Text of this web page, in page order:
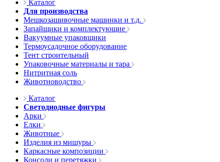
Каталог
Для производства
Мешкозашивочные машинки и т.д.
Запайщики и комплектующие
Вакуумные упаковщики
Термоусадочное оборудование
Тент строительный
Упаковочные материалы и тара
Нитритная соль
Животноводство
Каталог
Светодиодные фигуры
Арки
Елки
Животные
Изделия из мишуры
Каркасные композиции
Консоли и перетяжки